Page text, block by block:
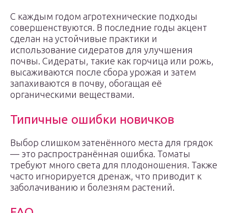
С каждым годом агротехнические подходы
совершенствуются. В последние годы акцент
сделан на устойчивые практики и
использование сидератов для улучшения
почвы. Сидераты, такие как горчица или рожь,
высаживаются после сбора урожая и затем
запахиваются в почву, обогащая её
органическими веществами.
Типичные ошибки новичков
Выбор слишком затенённого места для грядок
— это распространённая ошибка. Томаты
требуют много света для плодоношения. Также
часто игнорируется дренаж, что приводит к
заболачиванию и болезням растений.